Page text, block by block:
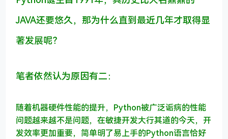
JAVA还要悠久，那为什么直到最近几年才取得显
著发展呢？
笔者依然认为原因有二：
随着机器硬件性能的提升，Python被广泛诟病的性能
问题越来越不是问题，在敏捷开发大行其道的今天，开
发效率更加重要，简单明了易上手的Python语言恰好